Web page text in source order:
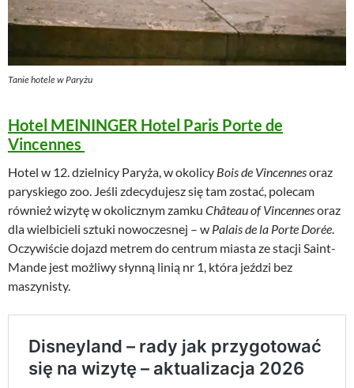
Tanie hotele w Paryżu
Hotel MEININGER Hotel Paris Porte de
Vincennes
Hotel w 12. dzielnicy Paryża, w okolicy Bois de Vincennesoraz
paryskiego zoo. Jeśli zdecydujesz się tam zostać, polecam
również wizytę w okolicznym zamku Château of Vincennesoraz
dla wielbicieli sztuki nowoczesnej – w Palais de la Porte Dorée.
Oczywiście dojazd metrem do centrum miasta ze stacji Saint-
Mande jest możliwy słynną linią nr 1, która jeździ bez
maszynisty.